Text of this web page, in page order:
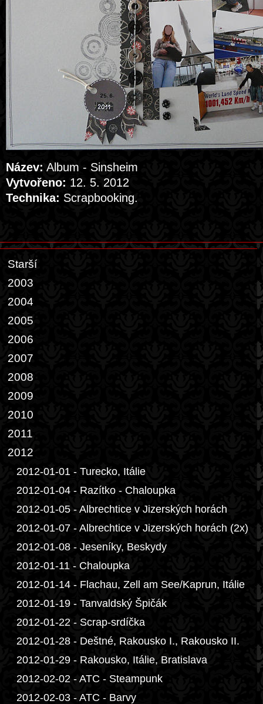
Název: Album - Sinsheim
Vytvořeno: 12. 5. 2012
Technika: Scrapbooking.
Starší
2003
2004
2005
2006
2007
2008
2009
2010
2011
2012
2012-01-01 - Turecko, Itálie
2012-01-04 - Razítko - Chaloupka
2012-01-05 - Albrechtice v Jizerských horách
2012-01-07 - Albrechtice v Jizerských horách (2x)
2012-01-08 - Jeseníky, Beskydy
2012-01-11 - Chaloupka
2012-01-14 - Flachau, Zell am See/Kaprun, Itálie
2012-01-19 - Tanvaldský Špičák
2012-01-22 - Scrap-srdíčka
2012-01-28 - Deštné, Rakousko I., Rakousko II.
2012-01-29 - Rakousko, Itálie, Bratislava
2012-02-02 - ATC - Steampunk
2012-02-03 - ATC - Barvy